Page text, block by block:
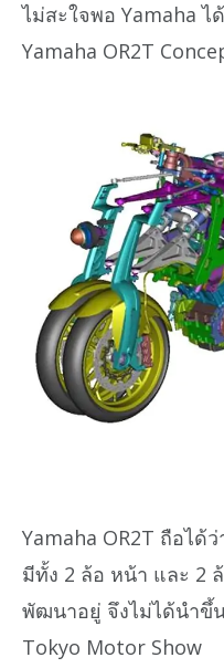
ไม่สะใจพอ Yamaha ไ
Yamaha OR2T
Yamaha OR2T ถือได้
มีทั้ง 2 ล้อ หน้า และ 2
พัฒนาอยู่ จึงไม่ได้นำขึ้
Tokyo Motor Show